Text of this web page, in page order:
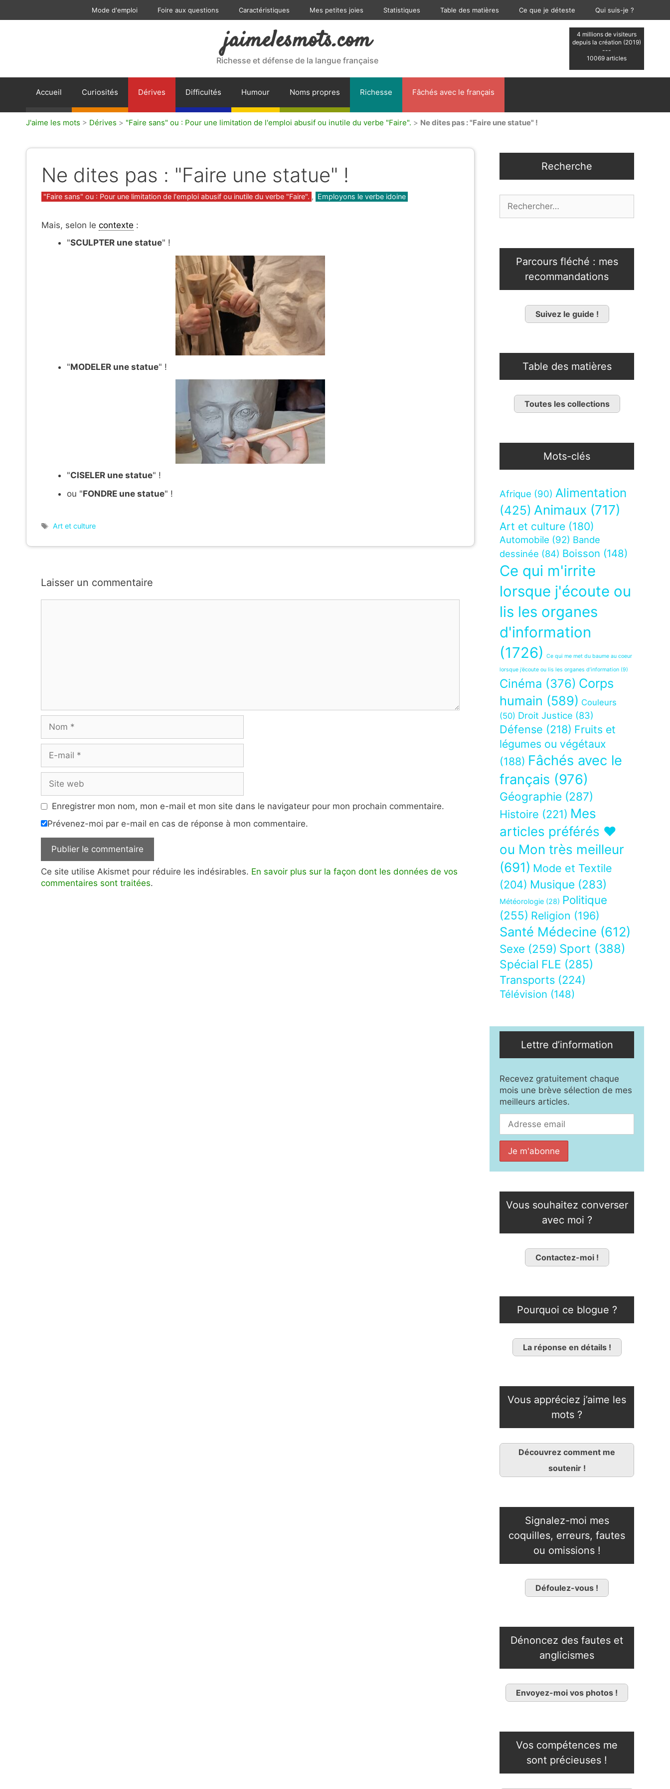
Mode d'emploi Foire aux questions Caractéristiques Mes petites joies Statistiques Table des matières Ce que je déteste Qui suis-je ?
4 millions de visiteurs
depuis la création (2019)
---
10069 articles
jaimelesmots.com
Richesse et défense de la langue française
Accueil Curiosités Dérives Difficultés Humour Noms propres Richesse Fâchés avec le français
J'aime les mots > Dérives > "Faire sans" ou : Pour une limitation de l'emploi abusif ou inutile du verbe "Faire". > Ne dites pas : "Faire une statue" !
Ne dites pas : "Faire une statue" !
Catégories
"Faire sans" ou : Pour une limitation de l'emploi abusif ou inutile du verbe "Faire". , Employons le verbe idoine
Mais, selon le contexte :
"SCULPTER une statue" !
"MODELER une statue" !
"CISELER une statue" !
ou "FONDRE une statue" !
Étiquettes
Art et culture
Laisser un commentaire
mail
web
Enregistrer mon nom, mon e-mail et mon site dans le navigateur pour mon prochain commentaire.
Prévenez-moi par e-mail en cas de réponse à mon commentaire.
Ce site utilise Akismet pour réduire les indésirables. En savoir plus sur la façon dont les données de vos
commentaires sont traitées.
Recherche
Parcours fléché : mes
recommandations
Suivez le guide !
Table des matières
Toutes les collections
Mots-clés
Afrique (90) Alimentation
(425) Animaux (717)
Art et culture (180)
Automobile (92) Bande
dessinée (84) Boisson (148)
Ce qui m'irrite
lorsque j'écoute ou
lis les organes
d'information
(1726)
Ce qui me met du baume au coeur
lorsque j’écoute ou lis les organes d’information (9)
Cinéma (376) Corps
humain (589) Couleurs
(50) Droit Justice (83)
Défense (218) Fruits et
légumes ou végétaux
(188) Fâchés avec le
français (976)
Géographie (287)
Histoire (221) Mes
articles préférés ❤
ou Mon très meilleur
(691) Mode et Textile
(204) Musique (283)
Météorologie (28) Politique
(255) Religion (196)
Santé Médecine (612)
Sexe (259) Sport (388)
Spécial FLE (285)
Transports (224)
Télévision (148)
Lettre d’information
Recevez gratuitement chaque
mois une brève sélection de mes
meilleurs articles.
Vous souhaitez converser
avec moi ?
Contactez-moi !
Pourquoi ce blogue ?
La réponse en détails !
Vous appréciez j’aime les
mots ?
Découvrez comment me
soutenir !
Signalez-moi mes
coquilles, erreurs, fautes
ou omissions !
Défoulez-vous !
Dénoncez des fautes et
anglicismes
Envoyez-moi vos photos !
Vos compétences me
sont précieuses !